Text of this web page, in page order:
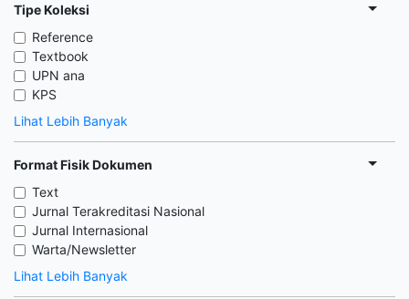
Tipe Koleksi
Reference
Textbook
UPN ana
KPS
Lihat Lebih Banyak
Format Fisik Dokumen
Text
Jurnal Terakreditasi Nasional
Jurnal Internasional
Warta/Newsletter
Lihat Lebih Banyak